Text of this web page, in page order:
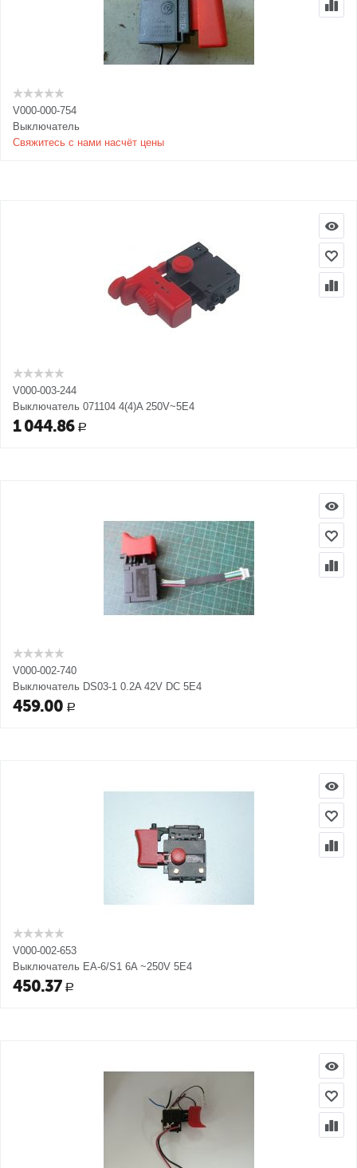
V000-000-754
Выключатель
Свяжитесь с нами насчёт цены
V000-003-244
Выключатель 071104 4(4)A 250V~5E4
1 044.86 Р
V000-002-740
Выключатель DS03-1 0.2A 42V DC 5E4
459.00 Р
V000-002-653
Выключатель EA-6/S1 6A ~250V 5E4
450.37 Р